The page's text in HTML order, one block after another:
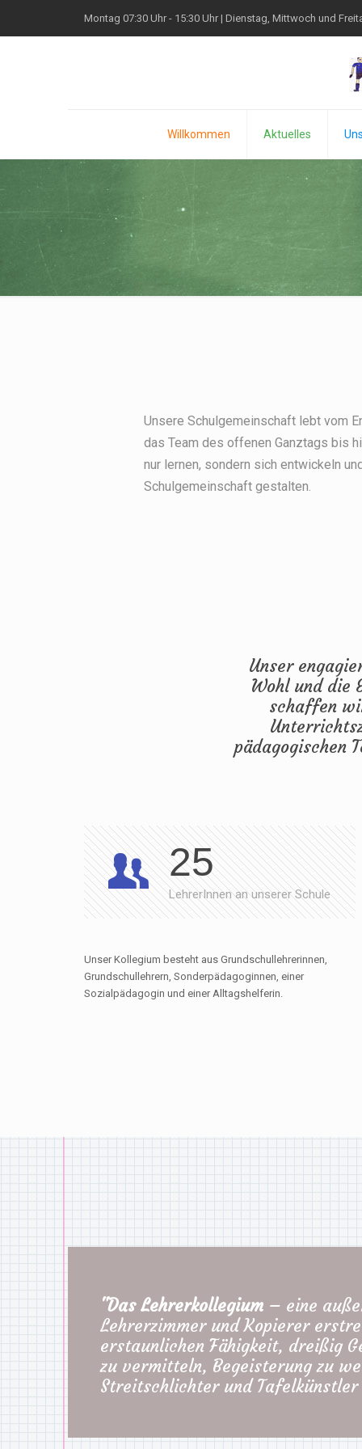
Montag 07:30 Uhr - 15:30 Uhr | Dienstag, Mittwoch und
Willkommen Aktuelles
Unsere Schulgemeinschaft lebt vom
das Team des offenen Ganztags bis
nur lernen, sondern sich entwickeln
Schulgemeinschaft gestalten.
Unser
Wohl und die
schaffen
pädagogischen
25
LehrerInnen an unserer Schule
Unser Kollegium besteht aus Grundschullehrerinnen,
Grundschullehrern, Sonderpädagoginnen, einer
Sozialpädagogin und einer Alltagshelferin.
"Das Lehrerkollegium – eine
Lehrerzimmer und Kopierer
erstaunlichen Fähigkeit, dreißig
zu vermitteln, Begeisterung zu
Streitschlichter und Tafelkünstler